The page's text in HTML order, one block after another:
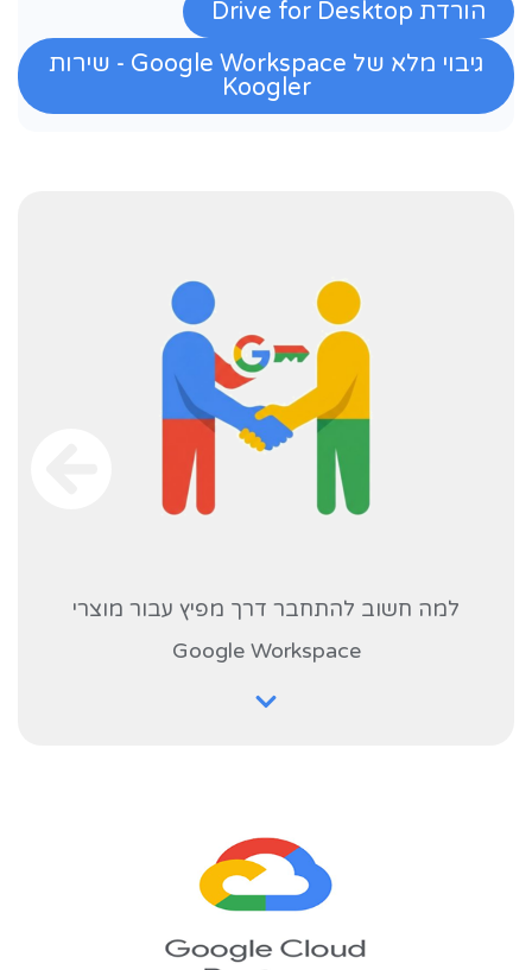
הורדת Drive for Desktop
גיבוי מלא של Google Workspace - שירות
Koogler
למה חשוב להתחבר דרך מפיץ עבור מוצרי
Google Workspace